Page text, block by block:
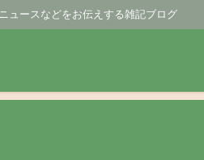
ュースなどをお伝えする雑記ブログ